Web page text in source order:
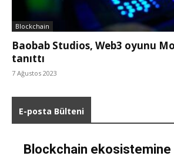
Blockchain
Baobab Studios, Web3 oyunu
tanıttı
7 Ağustos 2023
E-posta Bülteni
Blockchain